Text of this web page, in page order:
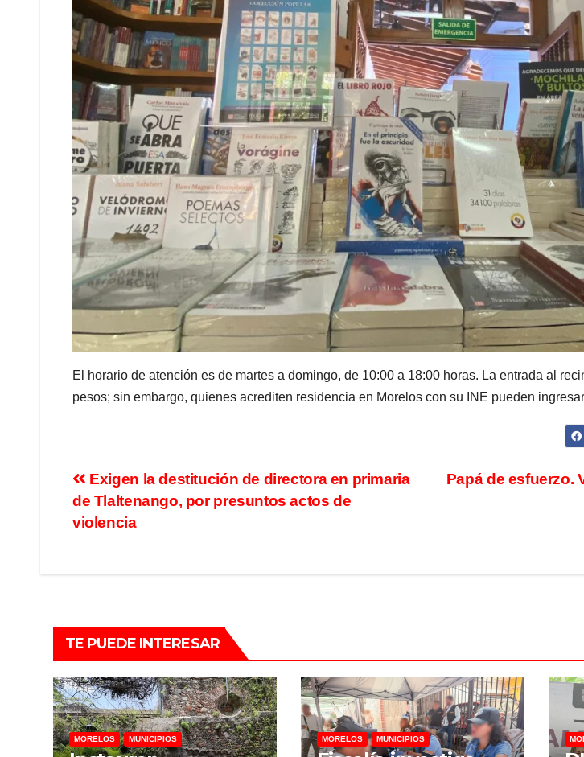
El horario de atención es de martes a domingo, de 10:00 a 18:00 horas. La entrada al
pesos; sin embargo, quienes acrediten residencia en Morelos con su INE pueden
Papá de esfuerzo.
Exigen la destitución de directora en primaria
de Tlaltenango, por presuntos actos de
violencia
TE PUEDE INTERESAR
MORELOS MUNICIPIOS MORELOS MUNICIPIOS